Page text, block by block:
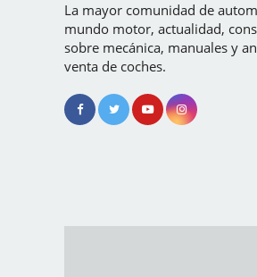
La mayor comunidad de
mundo motor, actualidad,
sobre mecánica, manuales y
venta de coches.